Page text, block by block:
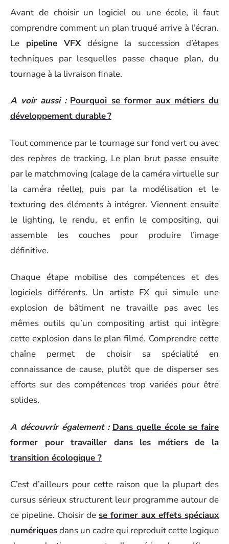
Avant de choisir un logiciel ou une école, il faut
comprendre comment un plan truqué arrive à l’écran.
Le pipeline VFXdésigne la succession d’étapes
techniques par lesquelles passe chaque plan, du
tournage à la livraison finale.
A voir aussi : Pourquoi se former aux métiers du
développement durable ?
Tout commence par le tournage sur fond vert ou avec
des repères de tracking. Le plan brut passe ensuite
par le matchmoving (calage de la caméra virtuelle sur
la caméra réelle), puis par la modélisation et le
texturing des éléments à intégrer. Viennent ensuite
le lighting, le rendu, et enfin le compositing, qui
assemble les couches pour produire l’image
définitive.
Chaque étape mobilise des compétences et des
logiciels différents. Un artiste FX qui simule une
explosion de bâtiment ne travaille pas avec les
mêmes outils qu’un compositing artist qui intègre
cette explosion dans le plan filmé. Comprendre cette
chaîne permet de choisir sa spécialité en
connaissance de cause, plutôt que de disperser ses
efforts sur des compétences trop variées pour être
solides.
A découvrir également : Dans quelle école se faire
former pour travailler dans les métiers de la
transition écologique ?
C’est d’ailleurs pour cette raison que la plupart des
cursus sérieux structurent leur programme autour de
ce pipeline. Choisir de se former aux effets spéciaux
numériquesdans un cadre qui reproduit cette logique